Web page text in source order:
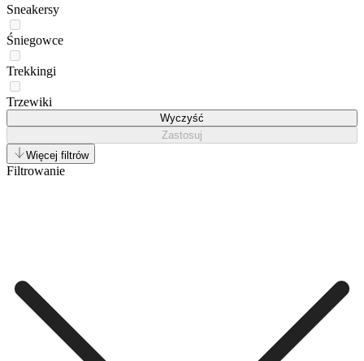
Sneakersy
Śniegowce
Trekkingi
Trzewiki
Wyczyść
Zastosuj
Więcej filtrów
Filtrowanie